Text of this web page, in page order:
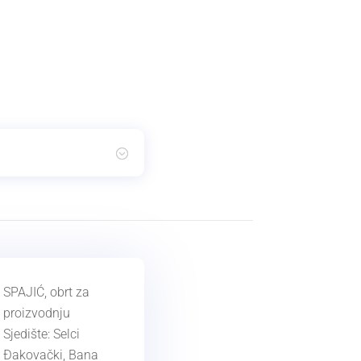
SPAJIĆ, obrt za
proizvodnju
Sjedište: Selci
Đakovački, Bana